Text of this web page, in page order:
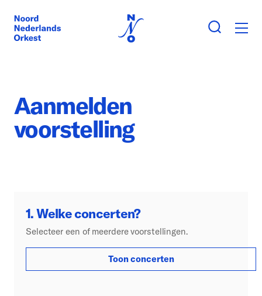
Aanmelden
voorstelling
1. Welke concerten?
Selecteer een of meerdere voorstellingen.
Toon concerten